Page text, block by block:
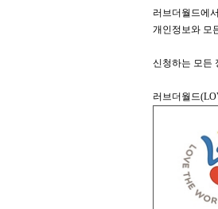
러브더월드에
개인정보와 모
신청하는 모든
러브더월드